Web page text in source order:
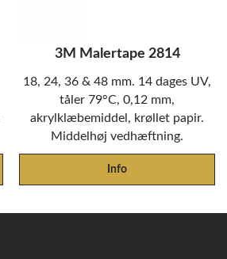
3M Malertape 2814
18, 24, 36 & 48 mm. 14 dages UV,
tåler 79°C, 0,12 mm,
akrylklæbemiddel, krøllet papir.
Middelhøj vedhæftning.
Info